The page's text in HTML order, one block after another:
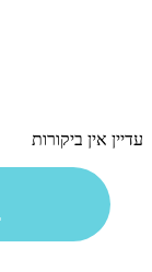
עדיין אין ביקורות